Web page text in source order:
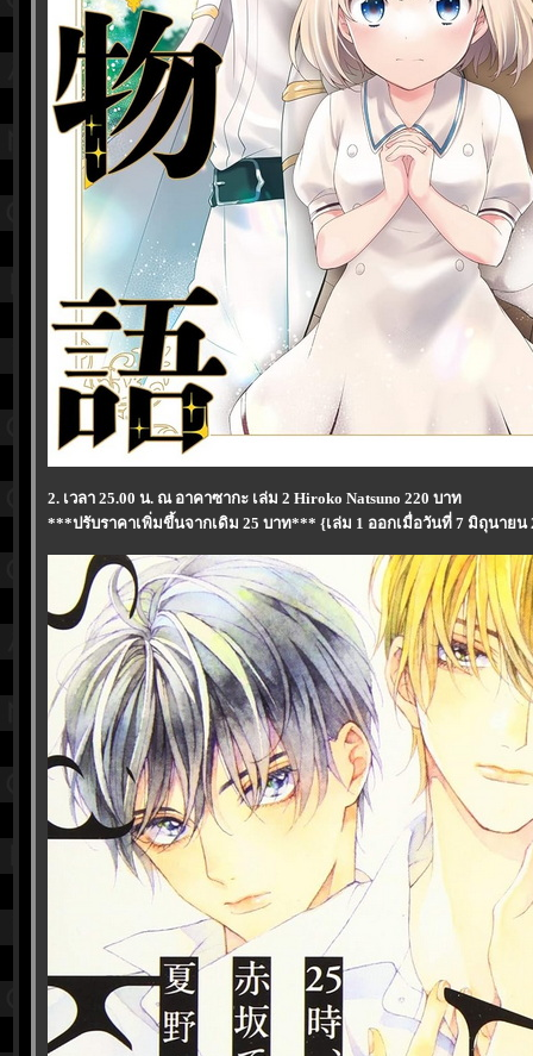
2. เวลา 25.00 น. ณ อาคาซากะ เล่ม 2 Hiroko Natsuno 220 บาท
***ปรับราคาเพิ่มขึ้นจากเดิม 25 บาท*** {เล่ม 1 ออกเมื่อวันที่ 7 มิถุนายน